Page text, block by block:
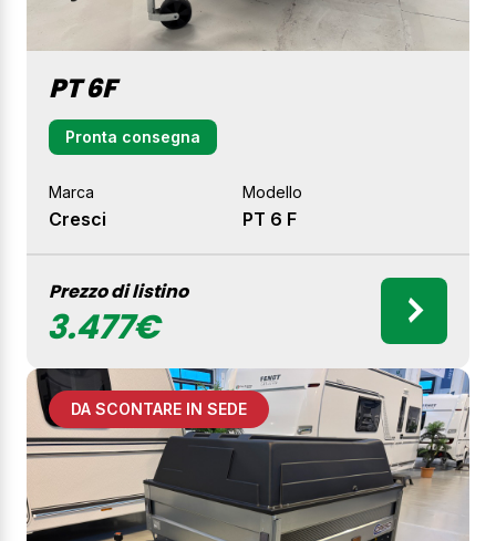
PT 6F
Pronta consegna
Marca
Cresci
Modello
PT 6 F
Prezzo di listino
3.477€
DA SCONTARE IN SEDE